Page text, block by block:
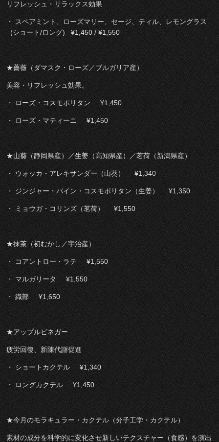
リフレッシュ・リラックス効果
・ スペアミント、ローズマリー、セージ、ティル、レモングラス
(ショート/ロング) ¥1,450 / ¥1,550
★薔薇（ダマスク・ローズ／ブルガリア産）
美容・リフレッシュ効果。
・ ローズ・コスモポリタン ¥1,450
・ ローズ・マティーニ ¥1,450
★山葵（静岡県産）／生姜（高知県産）／茗荷（新潟県産）
・ ウォッカ・アレキサンダー（山葵） ¥1,340
・ ジンジャー・パイン・コスモポリタン（生姜） ¥1,350
・ ミョウガ・コリンズ（茗荷） ¥1,550
★抹茶（初むかし／宇治産）
・ コアントロー・ラテ ¥1,550
・ マルガリータ ¥1,550
・ 織部 ¥1,650
★アップルビネガー
疲労回復、新陳代謝促進
・ ショートカクテル ¥1,340
・ ロングカクテル ¥1,450
★今月のモラキュラー・カクテル（分子工学・カクテル）
素材の成分を科学的に変化させ新しいテクスチャー（食感）を演出